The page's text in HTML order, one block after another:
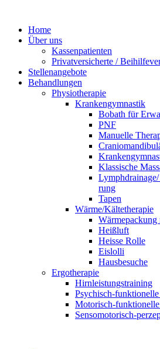
Home
Über uns
Kas­sen­pa­ti­en­ten
Privat­ver­sicherte /
Stel­len­an­ge­bo­te
Behand­lun­gen
Phy­sio­the­ra­pie
Kran­ken­gym­nas­tik
Bobath für
PNF
Manu­el­le
Klas­si­sche
rung
Tapen
Wärme/Kältetherapie
Heiß­luft
Heis­se Rolle
Eis­lol­li
Haus­be­su­che
Ergo­the­ra­pie
Hirn­leis­tungs­trai­ning
Psy­chisch-
Moto­­risch-
Sen­­so­­mo­­to­­risch-